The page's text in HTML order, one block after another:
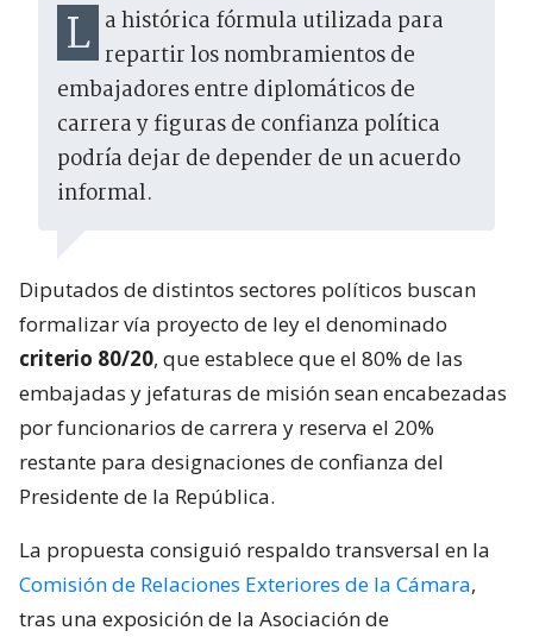
La histórica fórmula utilizada para repartir los nombramientos de
embajadores entre diplomáticos de
carrera y figuras de confianza política
podría dejar de depender de un acuerdo
informal.
Diputados de distintos sectores políticos buscan
formalizar vía proyecto de ley el denominado
criterio 80/20, que establece que el 80% de las
embajadas y jefaturas de misión sean encabezadas
por funcionarios de carrera y reserva el 20%
restante para designaciones de confianza del
Presidente de la República.
La propuesta consiguió respaldo transversal en la
Comisión de Relaciones Exteriores de la Cámara,
tras una exposición de la Asociación de